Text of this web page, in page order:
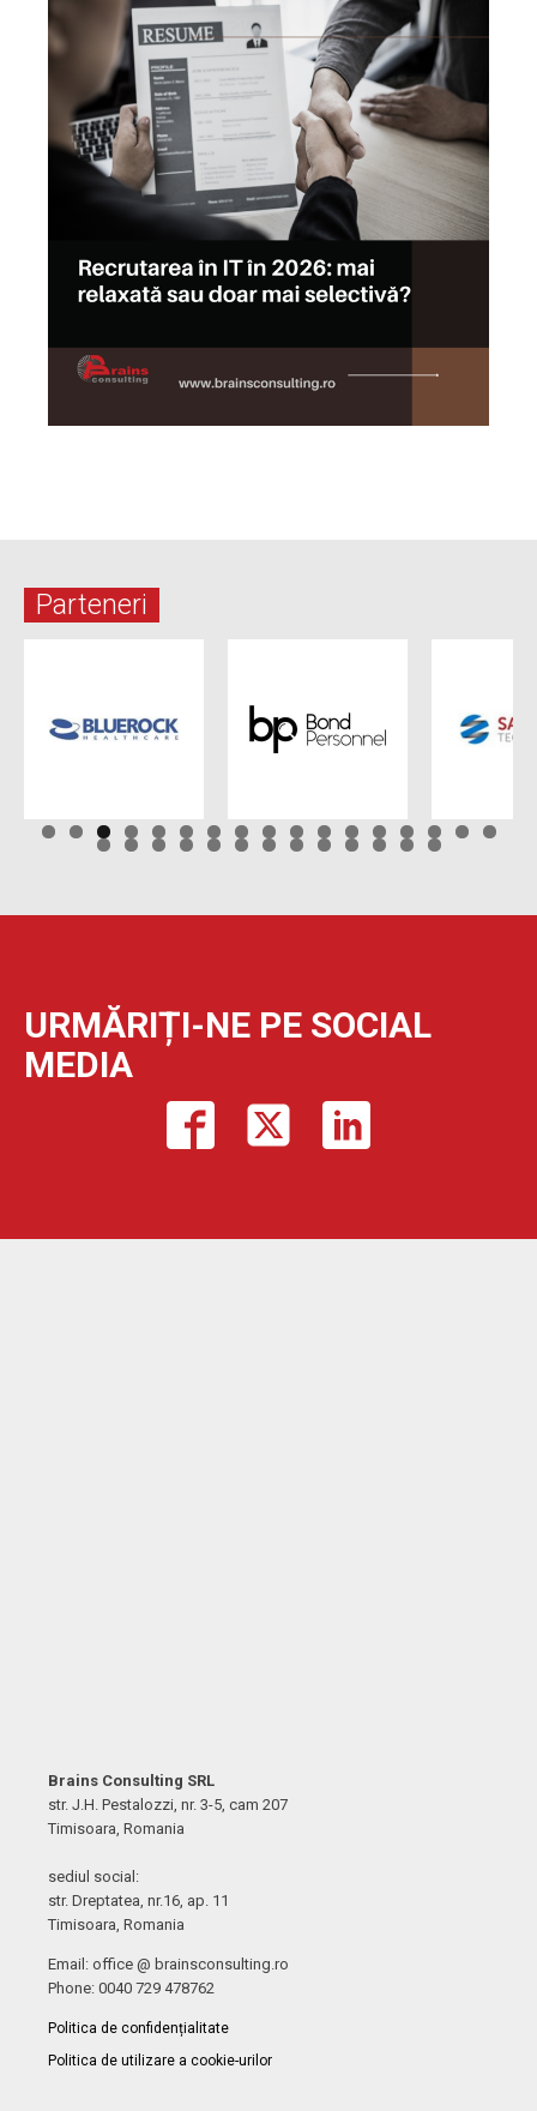
Parteneri
URMĂRIȚI-NE PE SOCIAL
MEDIA
Brains Consulting SRL
str. J.H. Pestalozzi, nr. 3-5, cam 207
Timisoara, Romania
sediul social:
str. Dreptatea, nr.16, ap. 11
Timisoara, Romania
Email: office @ brainsconsulting.ro
Phone: 0040 729 478762
Politica de confidențialitate
Politica de utilizare a cookie-urilor